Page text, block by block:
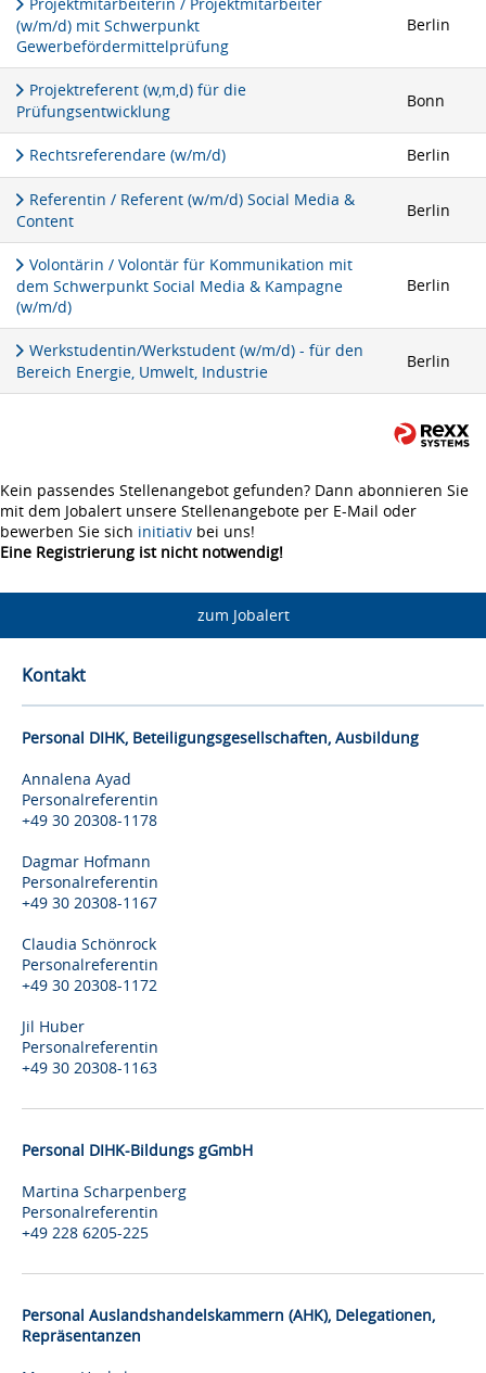
(w/m/d) mit Schwerpunkt
Gewerbefördermittelprüfung
Berlin
Projektreferent (w,m,d) für die
Prüfungsentwicklung
Bonn
Rechtsreferendare (w/m/d) Berlin
Referentin / Referent (w/m/d) Social Media &
Content
Berlin
Volontärin / Volontär für Kommunikation mit
dem Schwerpunkt Social Media & Kampagne
(w/m/d)
Berlin
Werkstudentin/Werkstudent (w/m/d) - für den
Bereich Energie, Umwelt, Industrie
Berlin
Kein passendes Stellenangebot gefunden? Dann abonnieren Sie
mit dem Jobalert unsere Stellenangebote per E-Mail oder
bewerben Sie sich initiativ bei uns!
Eine Registrierung ist nicht notwendig!
zum Jobalert
Kontakt
Personal DIHK, Beteiligungsgesellschaften, Ausbildung
Annalena Ayad
Personalreferentin
+49 30 20308-1178
Dagmar Hofmann
Personalreferentin
+49 30 20308-1167
Claudia Schönrock
Personalreferentin
+49 30 20308-1172
Jil Huber
Personalreferentin
+49 30 20308-1163
Personal DIHK-Bildungs gGmbH
Martina Scharpenberg
Personalreferentin
+49 228 6205-225
Personal Auslandshandelskammern (AHK), Delegationen,
Repräsentanzen